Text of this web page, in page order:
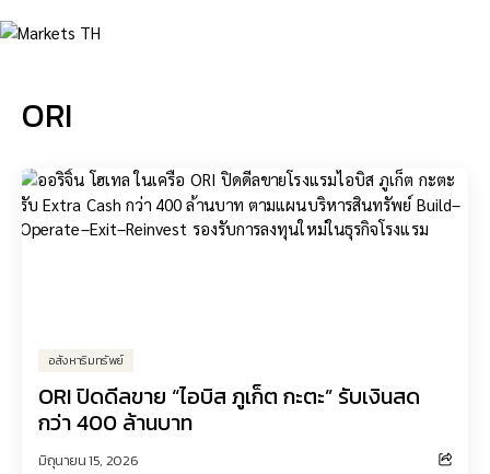
ORI
อสังหาริมทรัพย์
ORI ปิดดีลขาย “ไอบิส ภูเก็ต กะตะ” รับเงินสด
กว่า 400 ล้านบาท
มิถุนายน 15, 2026